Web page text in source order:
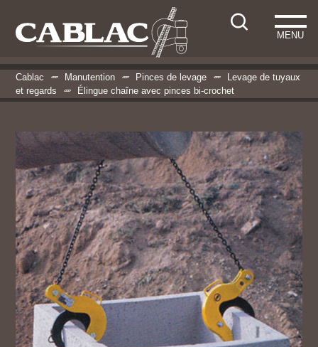
MENU
Cablac Manutention Pinces de levage
Levage de tuyaux
et regards
Élingue chaîne avec pinces bi-crochet